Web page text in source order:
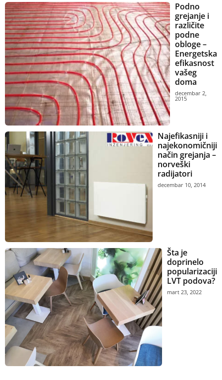
Podno
grejanje i
različite
podne
obloge –
Energetska
efikasnost
vašeg
doma
decembar 2,
2015
Najefikasniji i
najekonomičniji
način grejanja –
norveški
radijatori
decembar 10, 2014
Šta je
doprinelo
popularizaciji
LVT podova?
mart 23, 2022